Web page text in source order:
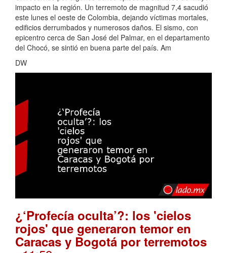
impacto en la región. Un terremoto de magnitud 7,4 sacudió
este lunes el oeste de Colombia, dejando víctimas mortales,
edificios derrumbados y numerosos daños. El sismo, con
epicentro cerca de San José del Palmar, en el departamento
del Chocó, se sintió en buena parte del país. Am
DW
¿‘Profecía oculta’?: los 'cielos
rojos' que generaron temor en
Caracas y Bogotá por terremotos